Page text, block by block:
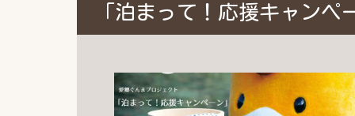
「泊まって！応援キャンペ